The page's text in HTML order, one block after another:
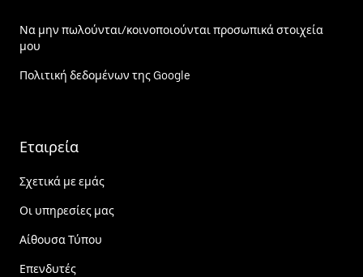
Να μην πωλούνται/κοινοποιούνται προσωπικά στοιχεία
μου
Πολιτική δεδομένων της Google
Εταιρεία
Σχετικά με εμάς
Οι υπηρεσίες μας
Αίθουσα Τύπου
Επενδυτές